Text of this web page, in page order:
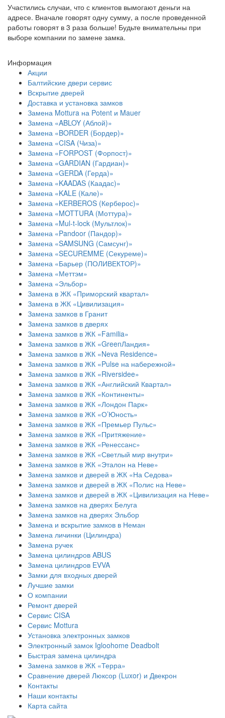
Участились случаи, что с клиентов вымогают деньги на
адресе. Вначале говорят одну сумму, а после проведенной
работы говорят в 3 раза больше! Будьте внимательны при
выборе компании по замене замка.
Информация
Акции
Балтийские двери сервис
Вскрытие дверей
Доставка и установка замков
Замена Mottura на Potent и Mauer
Замена «ABLOY (Аблой)»
Замена «BORDER (Бордер)»
Замена «CISA (Чиза)»
Замена «FORPOST (Форпост)»
Замена «GARDIAN (Гардиан)»
Замена «GERDA (Герда)»
Замена «KAADAS (Каадас)»
Замена «KALE (Кале)»
Замена «KERBEROS (Керберос)»
Замена «MOTTURA (Моттура)»
Замена «Mul-t-lock (Мультлок)»
Замена «Pandoor (Пандор)»
Замена «SAMSUNG (Самсунг)»
Замена «SECUREMME (Секуреме)»
Замена «Барьер (ПОЛИВЕКТОР)»
Замена «Меттэм»
Замена «Эльбор»
Замена в ЖК «Приморский квартал»
Замена в ЖК «Цивилизация»
Замена замков в Гранит
Замена замков в дверях
Замена замков в ЖК «Familia»
Замена замков в ЖК «GreenЛандия»
Замена замков в ЖК «Neva Residence»
Замена замков в ЖК «Pulse на набережной»
Замена замков в ЖК «Riversidee»
Замена замков в ЖК «Английский Квартал»
Замена замков в ЖК «Континенты»
Замена замков в ЖК «Лондон Парк»
Замена замков в ЖК «О’Юность»
Замена замков в ЖК «Премьер Пульс»
Замена замков в ЖК «Притяжение»
Замена замков в ЖК «Ренессанс»
Замена замков в ЖК «Светлый мир внутри»
Замена замков в ЖК «Эталон на Неве»
Замена замков и дверей в ЖК «На Седова»
Замена замков и дверей в ЖК «Полис на Неве»
Замена замков и дверей в ЖК «Цивилизация на Неве»
Замена замков на дверях Белуга
Замена замков на дверях Эльбор
Замена и вскрытие замков в Неман
Замена личинки (Цилиндра)
Замена ручек
Замена цилиндров ABUS
Замена цилиндров EVVA
Замки для входных дверей
Лучшие замки
О компании
Ремонт дверей
Сервис CISA
Сервис Mottura
Установка электронных замков
Электронный замок Igloohome Deadbolt
​Быстрая замена цилиндра
Замена замков в ЖК «Терра»
Сравнение дверей Люксор (Luxor) и Двекрон
Контакты
Наши контакты
Карта сайта